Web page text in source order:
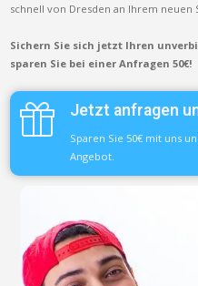
schnell von Dresden an Ihrem neuen
Sichern Sie sich jetzt Ihren
sparen Sie bei einer Anfragen 50€!
Jetzt anfragen
Sparen Sie 50€ mit uns
Angebot.